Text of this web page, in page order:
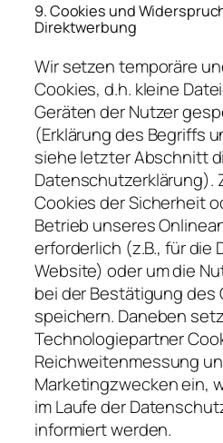
9. Cookies und
Direktwerbung
Wir setzen temporäre
Cookies, d.h. kleine
Geräten der Nutzer
(Erklärung des Begriffs
siehe letzter Abschnitt
Datenschutzerklärung).
Cookies der Sicherheit
Betrieb unseres
erforderlich (z.B., für die
Website) oder um die
bei der Bestätigung des
speichern. Daneben
Technologiepartner
Reichweitenmessung
Marketingzwecken ein,
im Laufe der
informiert werden.